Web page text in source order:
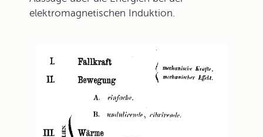
elektromagnetischen Induktion.